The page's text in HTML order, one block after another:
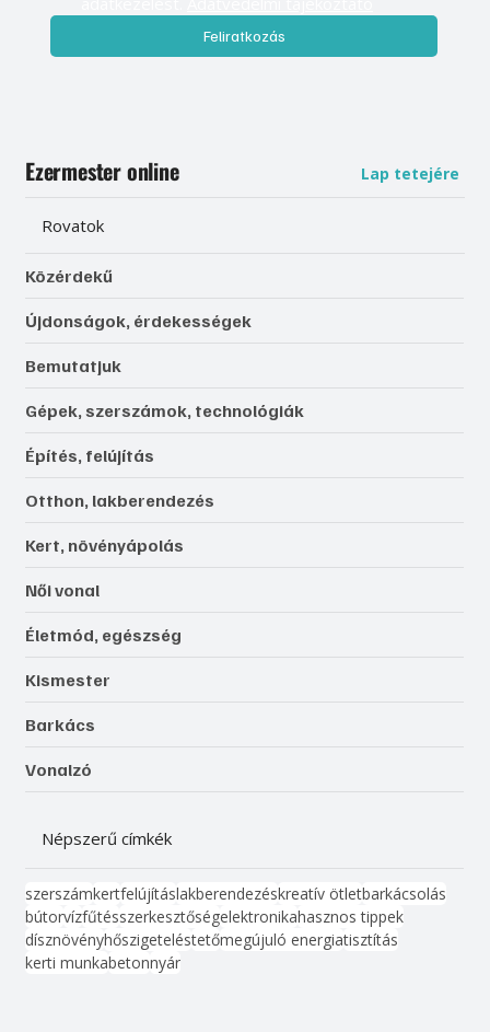
Feliratkozás
Ezermester online Lap tetejére
Rovatok
Közérdekű
Újdonságok, érdekességek
Bemutatjuk
Gépek, szerszámok, technológiák
Építés, felújítás
Otthon, lakberendezés
Kert, növényápolás
Női vonal
Életmód, egészség
Kismester
Barkács
Vonalzó
Népszerű címkék
szerszámkertfelújításlakberendezéskreatív ötletbarkácsolás
bútorvízfűtésszerkesztőségelektronikahasznos tippek
dísznövényhőszigeteléstetőmegújuló energiatisztítás
kerti munkabetonnyár